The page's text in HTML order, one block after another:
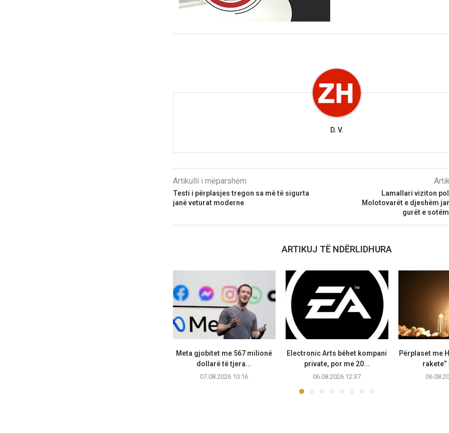
D. V.
Artikulli i mëparshëm
Testi i përplasjes tregon sa më të sigurta
janë veturat moderne
Lamallari viziton
Molotovarët e djeshëm
gurët e
ARTIKUJ TË NDËRLIDHURA
Meta gjobitet me 567 milionë
dollarë të tjera...
07.08.2026 10:16
Electronic Arts bëhet kompani
private, por me 20...
06.08.2026 12:37
Përplaset me
rakete”